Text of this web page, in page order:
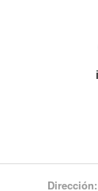
Dirección: